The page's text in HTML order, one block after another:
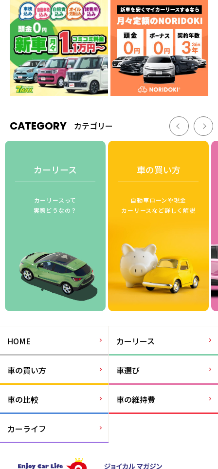
CATEGORY カテゴリー
カーリース
カーリースって
実際どうなの？
車の買い方
自動車ローンや現金
カーリースなど詳しく解説
HOME カーリース
車の買い方 車選び
車の比較 車の維持費
カーライフ